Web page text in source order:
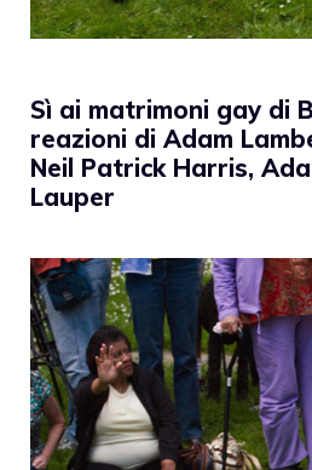
Sì ai matrimoni gay di
reazioni di Adam
Neil Patrick Harris,
Lauper